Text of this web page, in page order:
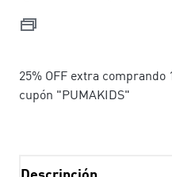
25% OFF extra
cupón "PUMAKIDS"